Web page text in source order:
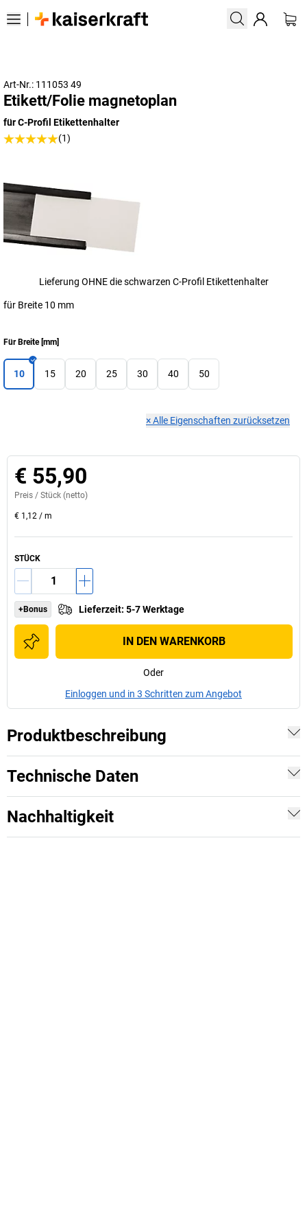
Art-Nr.: 111053 49
Etikett/Folie magnetoplan
für C-Profil Etikettenhalter
(1)
Lieferung OHNE die schwarzen C-Profil Etikettenhalter
für Breite 10 mm
Für Breite[mm]
10 15 20 25 30 40 50
×Alle Eigenschaften zurücksetzen
€ 55,90
Preis / Stück (netto)
€ 1,12 / m
STÜCK
+Bonus Lieferzeit: 5-7 Werktage
IN DEN WARENKORB
Oder
Einloggen und in 3 Schritten zum Angebot
Produktbeschreibung
Technische Daten
Nachhaltigkeit